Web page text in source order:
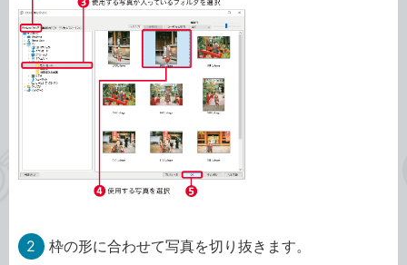
2 枠の形に合わせて写真を切り抜きます。